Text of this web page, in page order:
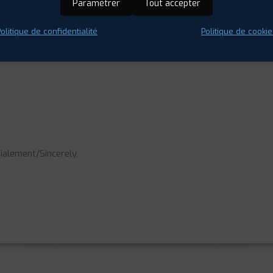
et réparer la crevaison d'un pneumatique ?
Sincerely,
Paramétrer Tout accepter
de confidentialité Politique de